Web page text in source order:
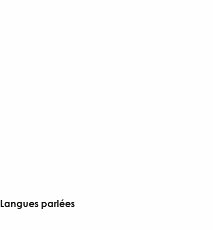
Langues parlées
Langues parlées